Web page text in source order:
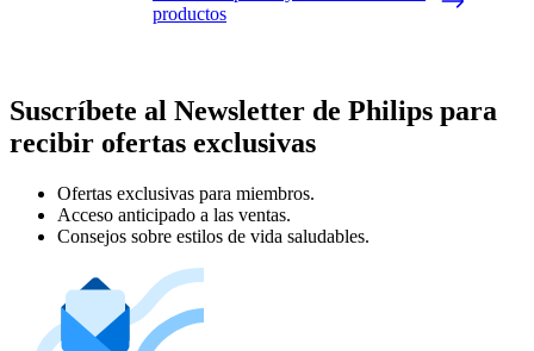
productos
Suscríbete al Newsletter de Philips para
recibir ofertas exclusivas
Ofertas exclusivas para miembros.
Acceso anticipado a las ventas.
Consejos sobre estilos de vida saludables.